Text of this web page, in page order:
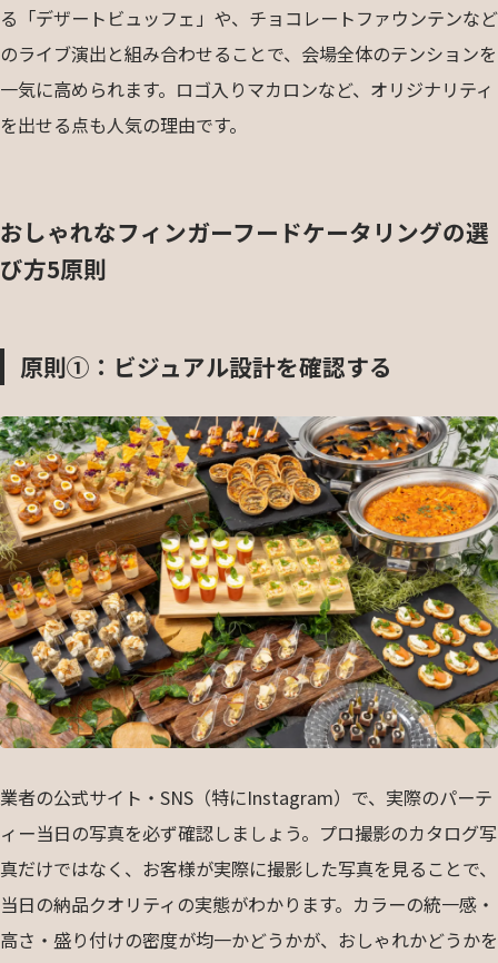
る「デザートビュッフェ」や、チョコレートファウンテンなど
のライブ演出と組み合わせることで、会場全体のテンションを
一気に高められます。ロゴ入りマカロンなど、オリジナリティ
を出せる点も人気の理由です。
おしゃれなフィンガーフードケータリングの選
び方5原則
原則①：ビジュアル設計を確認する
業者の公式サイト・SNS（特にInstagram）で、実際のパーテ
ィー当日の写真を必ず確認しましょう。プロ撮影のカタログ写
真だけではなく、お客様が実際に撮影した写真を見ることで、
当日の納品クオリティの実態がわかります。カラーの統一感・
高さ・盛り付けの密度が均一かどうかが、おしゃれかどうかを